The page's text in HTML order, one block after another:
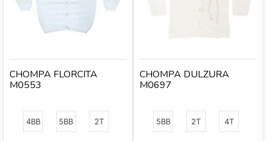
4BB 5BB 2T
CHOMPA FLORCITA
M0553
5BB 2T 4T
CHOMPA DULZURA
M0697